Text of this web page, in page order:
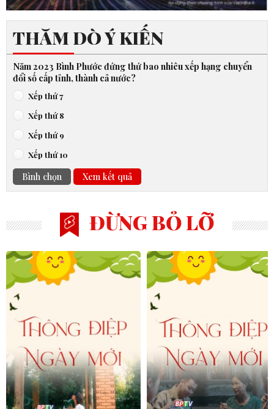
THĂM DÒ Ý KIẾN
Năm 2023 Bình Phước đứng thứ bao nhiêu xếp hạng chuyển
đổi số cấp tỉnh, thành cả nước?
Xếp thứ 7
Xếp thứ 8
Xếp thứ 9
Xếp thứ 10
Bình chọn Xem kết quả
ĐỪNG BỎ LỠ